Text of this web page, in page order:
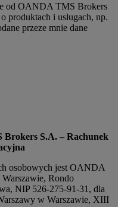
od OANDA TMS Brokers
produktach i usługach, np.
przeze mnie dane
S.A. – Rachunek
osobowych jest OANDA
Rondo
NIP 526-275-91-31, dla
w Warszawie, XIII